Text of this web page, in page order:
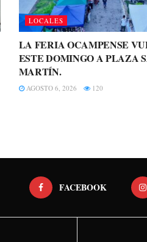
LOCALES
LA FERIA OCAMPENSE
ESTE DOMINGO A PLAZA
MARTÍN.
AGOSTO 6, 2026 120
FACEBOOK